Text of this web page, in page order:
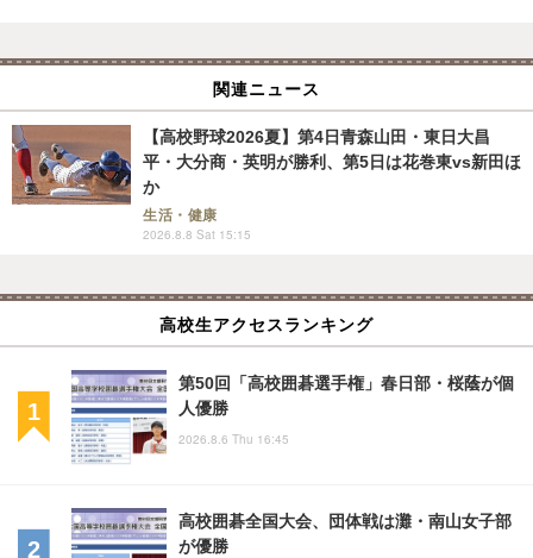
関連ニュース
【高校野球2026夏】第4日青森山田・東日大昌
平・大分商・英明が勝利、第5日は花巻東vs新田ほ
か
生活・健康
2026.8.8 Sat 15:15
高校生アクセスランキング
第50回「高校囲碁選手権」春日部・桜蔭が個
人優勝
2026.8.6 Thu 16:45
高校囲碁全国大会、団体戦は灘・南山女子部
が優勝